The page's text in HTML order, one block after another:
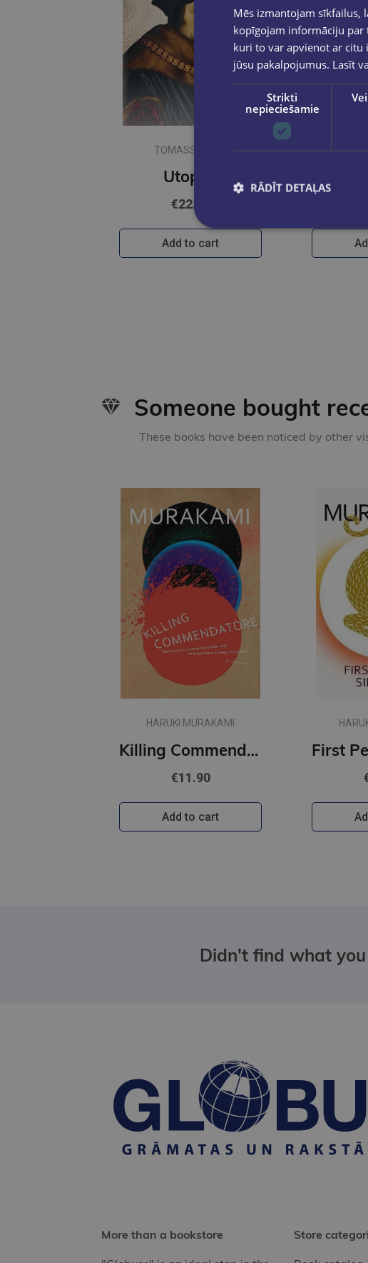
TOMASS MORS
Utopija
€22.95
Add to cart
Someone bought
These books have been noticed by other
HARUKI MURAKAMI
Killing Commendatore
€11.90
Add to cart
Didn't find what
More than a bookstore Store
Mēs izmantojam sīkfailus,
kopīgojam informāciju par
kuri to var apvienot ar
jūsu pakalpojumus. Lasīt
Strikti
nepieciešamie
RĀDĪT DETAĻAS